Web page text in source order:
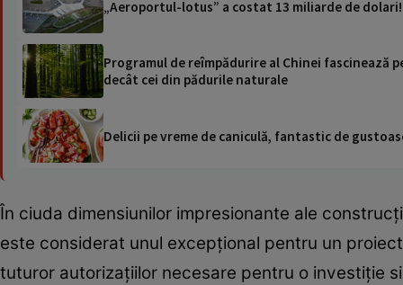
„Aeroportul-lotus” a costat 13 miliarde de dolari!
Programul de reîmpădurire al Chinei fascinează
decât cei din pădurile naturale
Delicii pe vreme de caniculă, fantastic de
În ciuda dimensiunilor impresionante ale
este considerat unul excepțional pentru un
tuturor autorizațiilor necesare pentru o investiție